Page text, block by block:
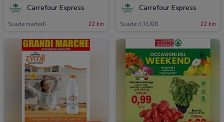
Carrefour Express
Scade martedì 22 km
Carrefour Express
Scade il 31/08 22 km